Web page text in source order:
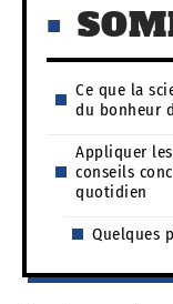
Ce que la
du bonheur
Appliquer
conseils
quotidien
Quelques